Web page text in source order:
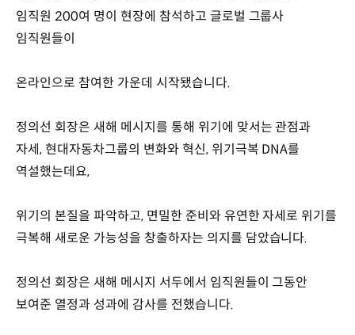
임직원 200여 명이 현장에 참석하고 글로벌 그룹사
임직원들이
온라인으로 참여한 가운데 시작됐습니다.
정의선 회장은 새해 메시지를 통해 위기에 맞서는 관점과
자세, 현대자동차그룹의 변화와 혁신, 위기극복 DNA를
역설했는데요,
위기의 본질을 파악하고, 면밀한 준비와 유연한 자세로 위기를
극복해 새로운 가능성을 창출하자는 의지를 담았습니다.
정의선 회장은 새해 메시지 서두에서 임직원들이 그동안
보여준 열정과 성과에 감사를 전했습니다.